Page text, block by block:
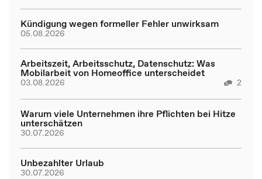
Kündigung wegen formeller Fehler unwirksam
05.08.2026
Arbeitszeit, Arbeitsschutz, Datenschutz: Was
Mobilarbeit von Homeoffice unterscheidet
03.08.2026 2
Warum viele Unternehmen ihre Pflichten bei Hitze
unterschätzen
30.07.2026
Unbezahlter Urlaub
30.07.2026